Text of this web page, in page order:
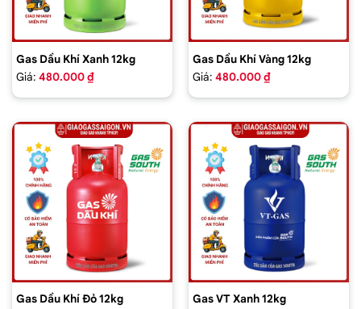
Gas Dầu Khí Xanh 12kg
Giá: 480.000 ₫
Gas Dầu Khí Vàng 12kg
Giá: 480.000 ₫
Gas Dầu Khí Đỏ 12kg
Gas VT Xanh 12kg